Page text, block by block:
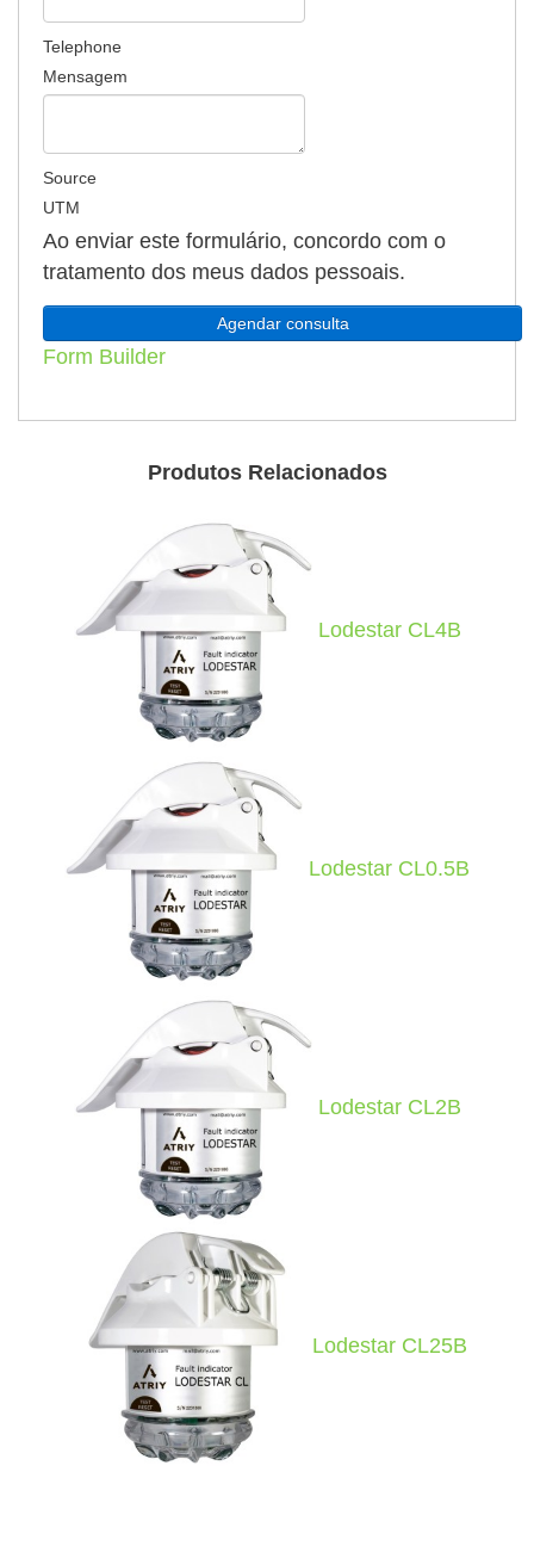
Telephone
Mensagem
Source
UTM
Ao enviar este formulário, concordo com o
tratamento dos meus dados pessoais.
Form Builder
Produtos Relacionados
Lodestar CL4B
Lodestar CL0.5B
Lodestar CL2B
Lodestar CL25B